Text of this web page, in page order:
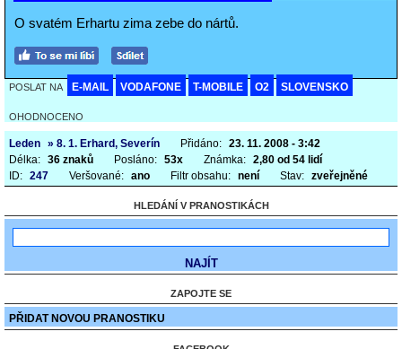
O svatém Erhartu zima zebe do nártů.
POSLAT NA E-MAIL VODAFONE T-MOBILE O2 SLOVENSKO
OHODNOCENO
Leden » 8. 1. Erhard, Severín Přidáno: 23. 11. 2008 - 3:42
Délka: 36 znaků Posláno: 53x Známka: 2,80 od 54 lidí
ID: 247 Veršované: ano Filtr obsahu: není Stav: zveřejněné
HLEDÁNÍ V PRANOSTIKÁCH
ZAPOJTE SE
PŘIDAT NOVOU PRANOSTIKU